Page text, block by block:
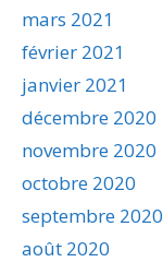
mars 2021
février 2021
janvier 2021
décembre 2020
novembre 2020
octobre 2020
septembre 2020
août 2020